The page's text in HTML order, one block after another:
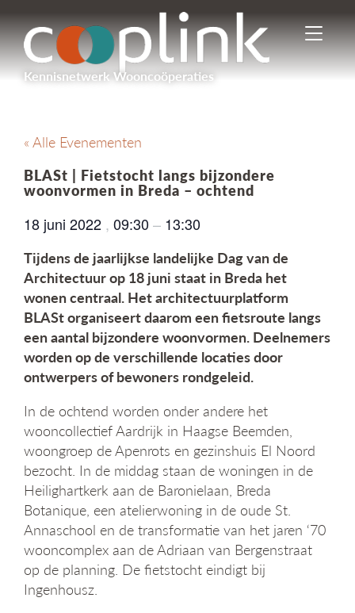
Kennisnetwerk Wooncoöperaties
I
n
-
a
v
« Alle Evenementen
BLASt | Fietstocht langs bijzondere
woonvormen in Breda – ochtend
18 juni 2022 , 09:30 – 13:30
Tijdens de jaarlijkse landelijke Dag van de
Architectuur op 18 juni staat in Breda het
wonen centraal. Het architectuurplatform
BLASt organiseert daarom een fietsroute langs
een aantal bijzondere woonvormen. Deelnemers
worden op de verschillende locaties door
ontwerpers of bewoners rondgeleid.
In de ochtend worden onder andere het
wooncollectief Aardrijk in Haagse Beemden,
woongroep de Apenrots en gezinshuis El Noord
bezocht. In de middag staan de woningen in de
Heilighartkerk aan de Baronielaan, Breda
Botanique, een atelierwoning in de oude St.
Annaschool en de transformatie van het jaren ‘70
wooncomplex aan de Adriaan van Bergenstraat
op de planning. De fietstocht eindigt bij
Ingenhousz.